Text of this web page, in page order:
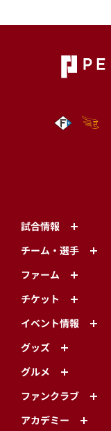
試合情報
チーム・選手
ファーム
チケット
イベント情報
グッズ
グルメ
ファンクラブ
アカデミー